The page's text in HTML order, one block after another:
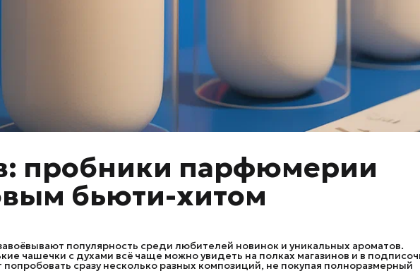
пробники парфюмерии
бьюти-хитом
популярность среди любителей новинок и уникальных ароматов.
чашечки с духами всё чаще можно увидеть на полках магазинов и в
сразу несколько разных композиций, не покупая полноразмерный